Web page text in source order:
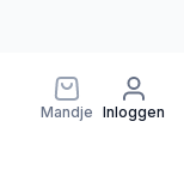
Mandje Inloggen